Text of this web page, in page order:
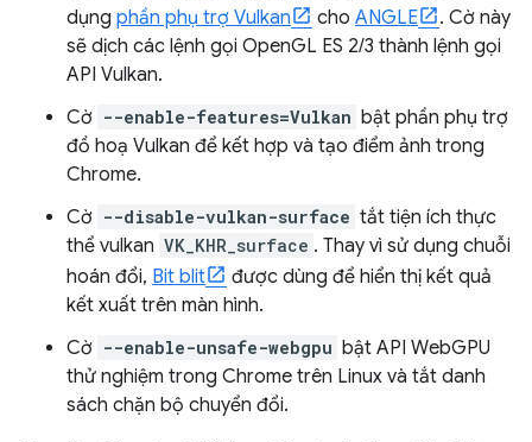
dụng phần phụ trợ Vulkan cho ANGLE
. Cờ này
sẽ dịch các lệnh gọi OpenGL ES 2/3 thành lệnh gọi
API Vulkan.
Cờ --enable-features=Vulkan bật phần phụ trợ
đồ hoạ Vulkan để kết hợp và tạo điểm ảnh trong
Chrome.
Cờ --disable-vulkan-surface tắt tiện ích thực
thể vulkan VK_KHR_surface . Thay vì sử dụng chuỗi
hoán đổi, Bit blit
được dùng để hiển thị kết quả
kết xuất trên màn hình.
Cờ --enable-unsafe-webgpu bật API WebGPU
thử nghiệm trong Chrome trên Linux và tắt danh
sách chặn bộ chuyển đổi.